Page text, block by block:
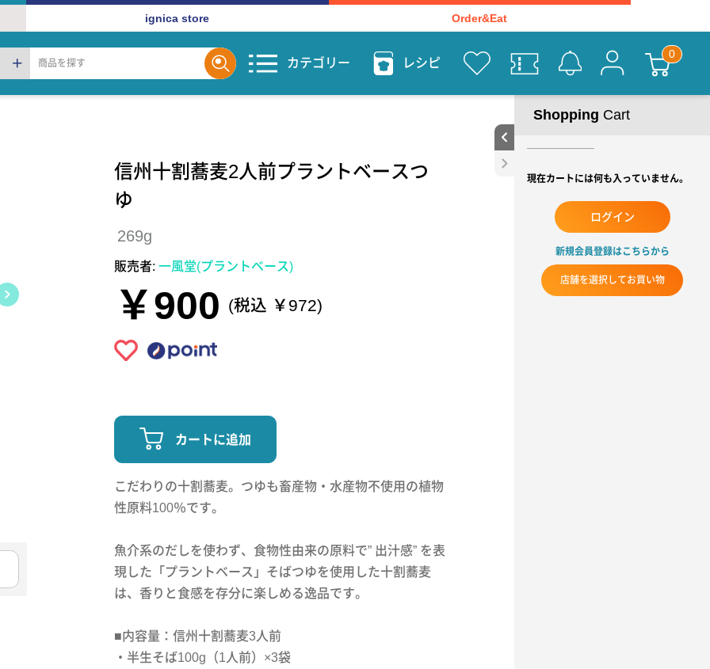
ignica store Order&Eat
カテゴリー レシピ
信州十割蕎麦2人前プラントベースつ
ゆ
269g
販売者: 一風堂(プラントベース)
￥900 (税込 ￥972)
カートに追加
こだわりの十割蕎麦。つゆも畜産物・水産物不使用の植物
性原料100％です。
魚介系のだしを使わず、食物性由来の原料で” 出汁感” を表
現した「プラントベース」そばつゆを使用した十割蕎麦
は、香りと食感を存分に楽しめる逸品です。
■内容量：信州十割蕎麦3人前
・半生そば100g（1人前）×3袋
Shopping Cart
現在カートには何も入っていません。
ログイン
新規会員登録はこちらから
店舗を選択してお買い物